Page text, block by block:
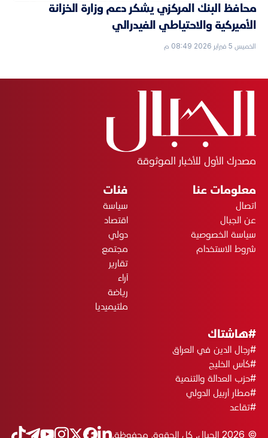
محافظ البنك المركزي يشكر دعم وزارة الخزانة
الأميركية والاحتياطي الفيدرالي
الخميس 5 فبراير 2026 08:49 م
مصدرك الأول للأخبار الموثوقة
معلومات عنا
اتصال
عن الجبال
سياسة الخصوصية
شروط الاستخدام
فئات
سياسة
اقتصاد
دولي
مجتمع
تقارير
آراء
رياضة
ملتيميديا
#هاشتاك
#رجال الدين في العراق
#كأس الخليج
#حزب العدالة والتنمية
#مطار أربيل الدولي
#تقاعد
© 2026 الجبال. كل الحقوق محفوظة.